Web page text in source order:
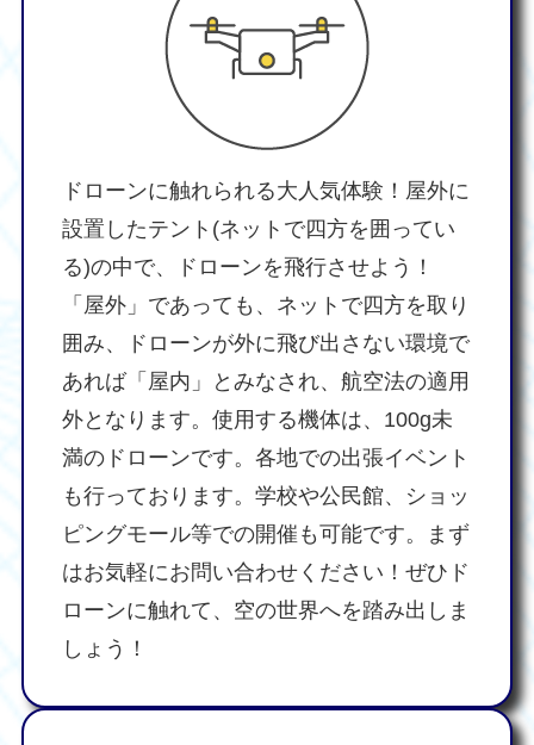
ドローンに触れられる大人気体験！屋外に
設置したテント(ネットで四方を囲ってい
る)の中で、ドローンを飛行させよう！
「屋外」であっても、ネットで四方を取り
囲み、ドローンが外に飛び出さない環境で
あれば「屋内」とみなされ、航空法の適用
外となります。使用する機体は、100g未
満のドローンです。各地での出張イベント
も行っております。学校や公民館、ショッ
ピングモール等での開催も可能です。まず
はお気軽にお問い合わせください！ぜひド
ローンに触れて、空の世界へを踏み出しま
しょう！